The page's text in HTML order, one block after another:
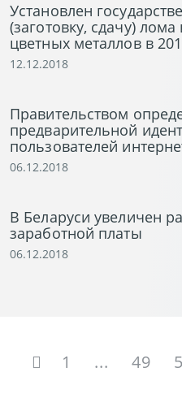
Установлен
(заготовку, сдачу)
цветных металлов в
12.12.2018
Правительством
предварительной
пользователей
06.12.2018
В Беларуси увеличен
заработной платы
06.12.2018
1 ... 49